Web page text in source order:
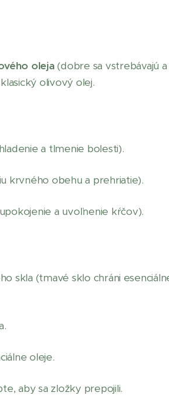
oleja (dobre sa vstrebávajú
olivový olej.
a tlmenie bolesti).
krvného obehu a prehriatie).
a uvoľnenie kŕčov).
skla (tmavé sklo chráni
oleje.
aby sa zložky prepojili.